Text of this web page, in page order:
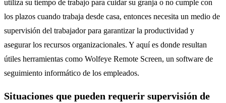
utiliza su tiempo de trabajo para cuidar su granja o no cumple con
los plazos cuando trabaja desde casa, entonces necesita un medio de
supervisión del trabajador para garantizar la productividad y
asegurar los recursos organizacionales. Y aquí es donde resultan
útiles herramientas como Wolfeye Remote Screen, un software de
seguimiento informático de los empleados.
Situaciones que pueden requerir supervisión de